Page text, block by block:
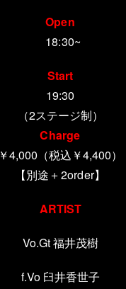
Open
18:30~
Start
19:30
（2ステージ制）
Charge
￥4,000（税込￥4,400）
【別途＋2order】
ARTIST
Vo.Gt福井茂樹
f.Vo 臼井香世子